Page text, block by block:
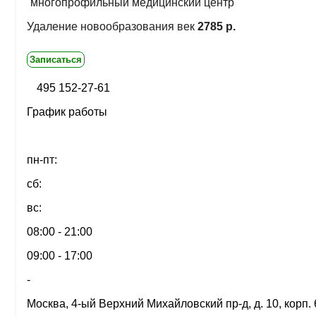
Удаление новообразования век 2785 р.
Записаться
495 152-27-61
График работы
пн-пт:
сб:
вс:
08:00 - 21:00
09:00 - 17:00
-
Москва, 4-ый Верхний Михайловский пр-д, д. 10, корп.